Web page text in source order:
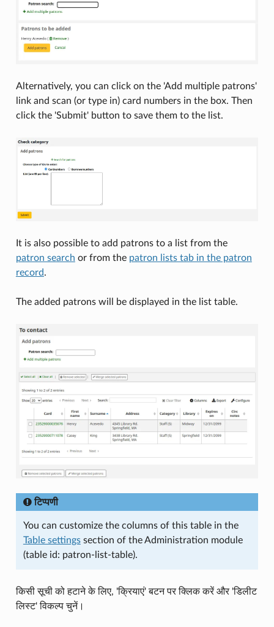
Alternatively, you can click on the 'Add multiple patrons'
link and scan (or type in) card numbers in the box. Then
click the 'Submit' button to save them to the list.
It is also possible to add patrons to a list from the
patron search or from the patron lists tab in the patron
record.
The added patrons will be displayed in the list table.
टिप्पणी
You can customize the columns of this table in the
Table settingssection of the Administration module
(table id: patron-list-table).
किसी सूची को हटाने के लिए, 'क्रियाएं' बटन पर क्लिक करें और 'डिलीट
लिस्ट' विकल्प चुनें।